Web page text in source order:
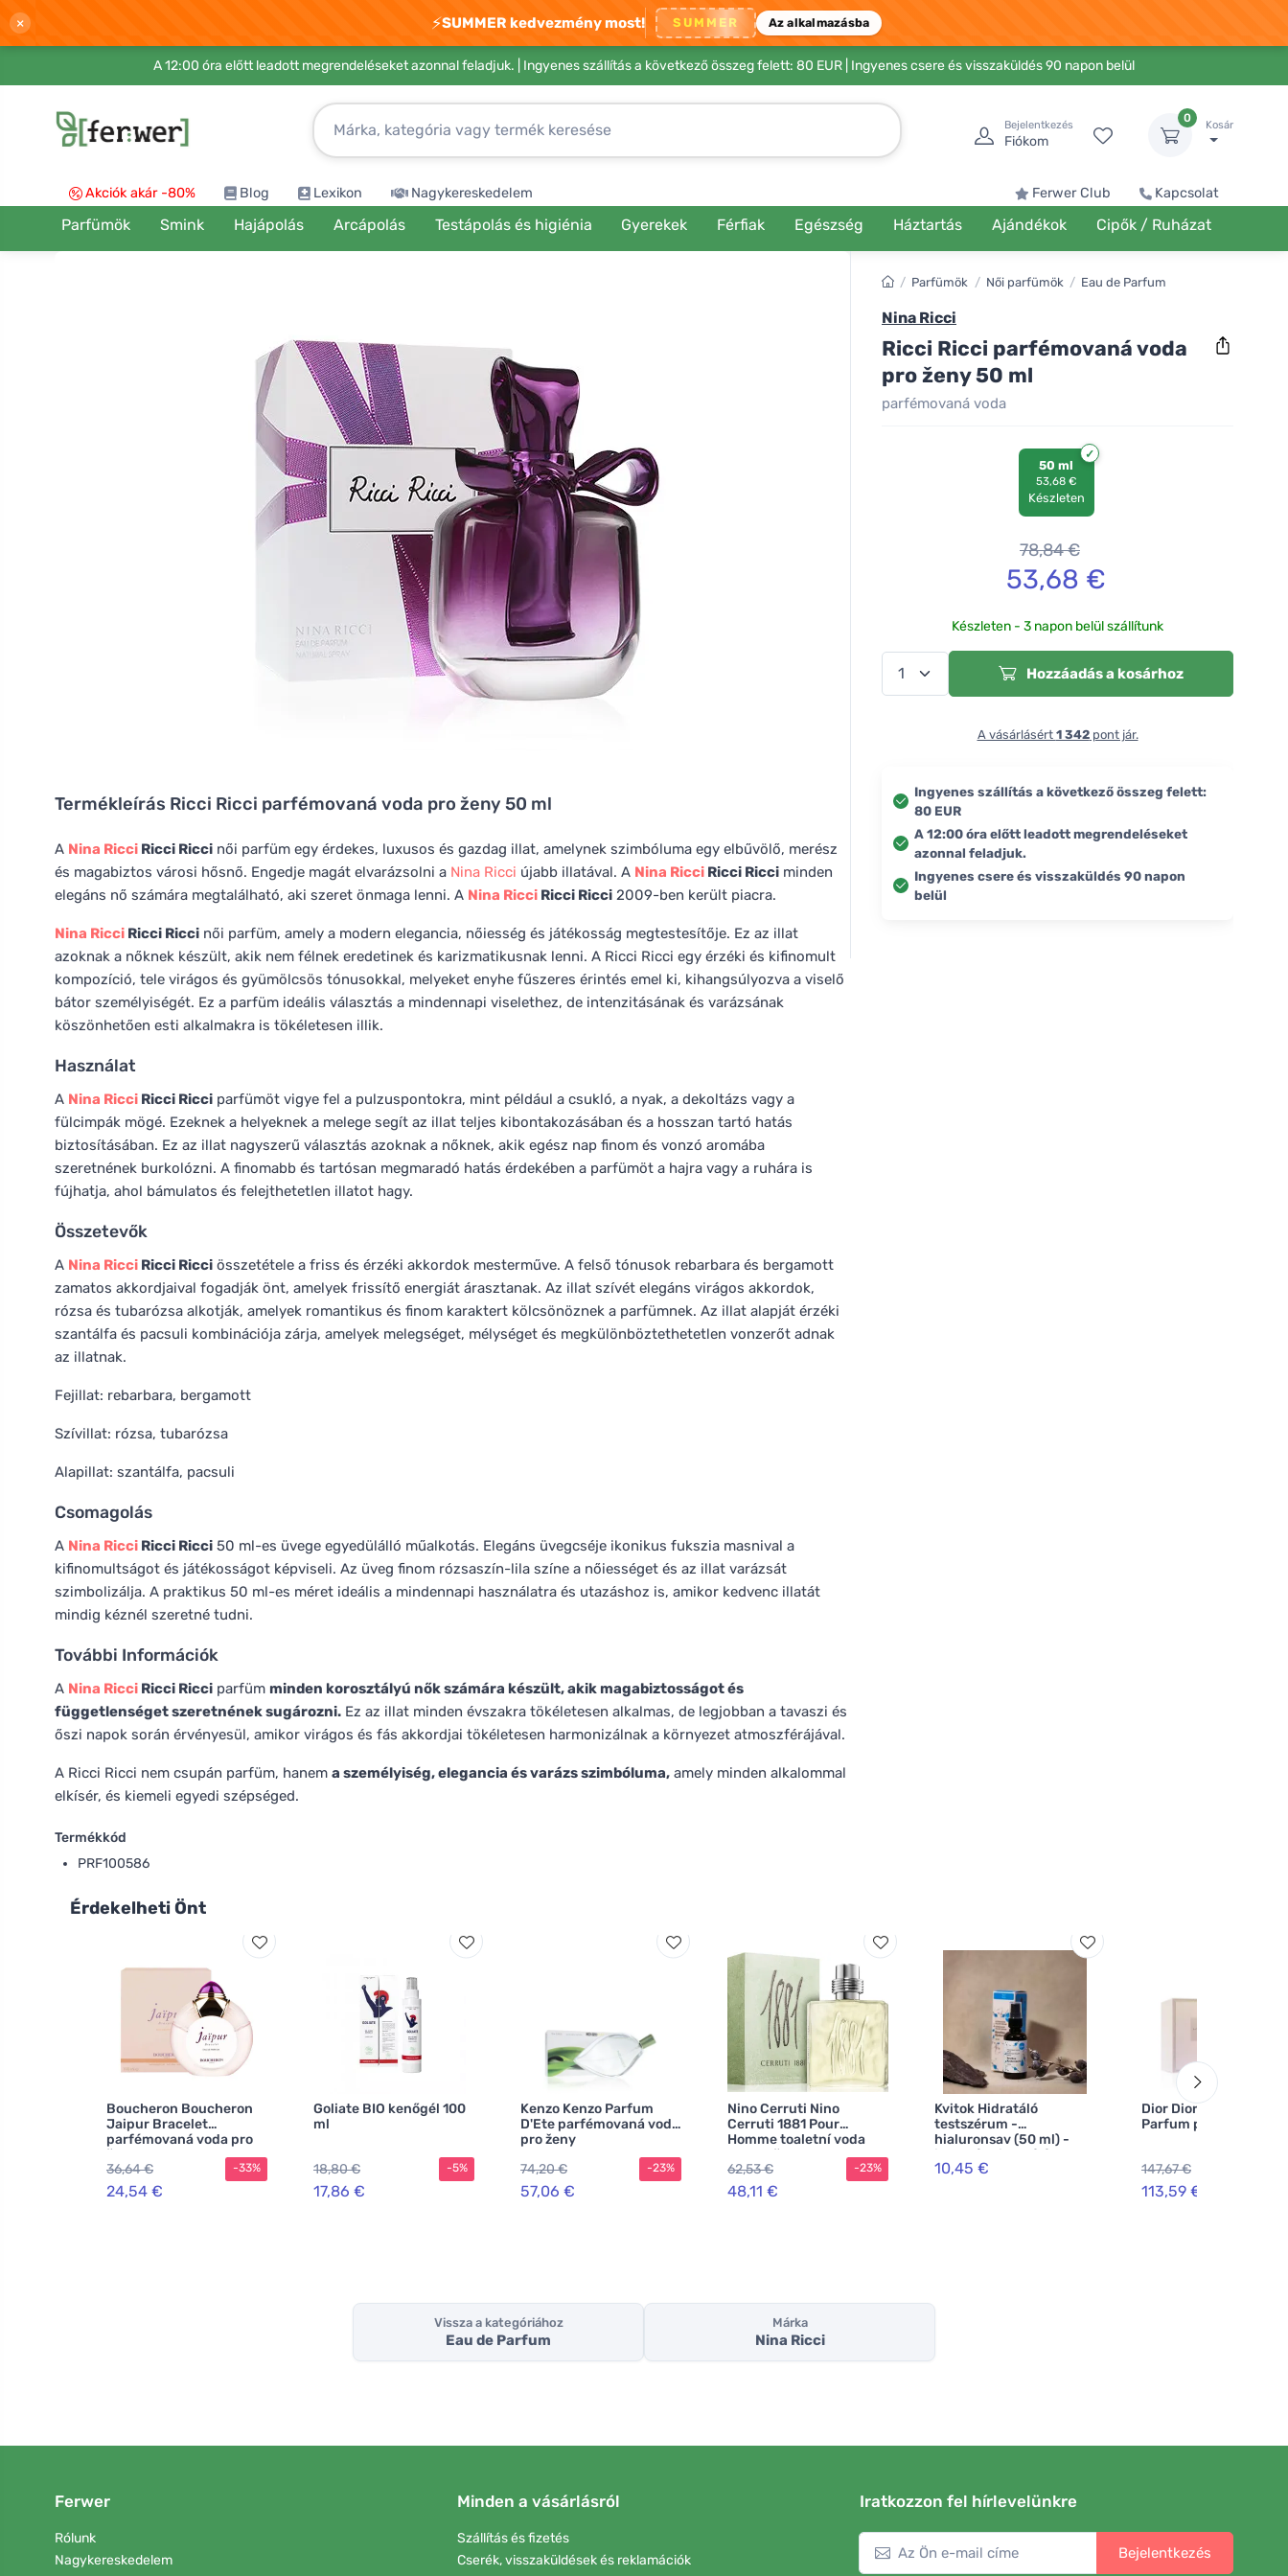
× ⚡SUMMER kedvezmény most! SUMMER Az alkalmazásba
A 12:00 óra előtt leadott megrendeléseket azonnal feladjuk. | Ingyenes szállítás a következő összeg felett: 80 EUR | Ingyenes csere és visszaküldés 90 napon belül
Bejelentkezés
Fiókom
0
Kosár
Akciók akár -80% Blog Lexikon Nagykereskedelem Ferwer Club Kapcsolat
Parfümök Smink Hajápolás Arcápolás Testápolás és higiénia Gyerekek Férfiak Egészség Háztartás Ajándékok Cipők / Ruházat
Termékleírás Ricci Ricci parfémovaná voda pro ženy 50 ml
A Nina Ricci Ricci Ricci női parfüm egy érdekes, luxusos és gazdag illat, amelynek szimbóluma egy elbűvölő, merész
és magabiztos városi hősnő. Engedje magát elvarázsolni a Nina Ricci újabb illatával. A Nina Ricci Ricci Ricci minden
elegáns nő számára megtalálható, aki szeret önmaga lenni. A Nina Ricci Ricci Ricci 2009-ben került piacra.
Nina Ricci Ricci Ricci női parfüm, amely a modern elegancia, nőiesség és játékosság megtestesítője. Ez az illat
azoknak a nőknek készült, akik nem félnek eredetinek és karizmatikusnak lenni. A Ricci Ricci egy érzéki és kifinomult
kompozíció, tele virágos és gyümölcsös tónusokkal, melyeket enyhe fűszeres érintés emel ki, kihangsúlyozva a viselő
bátor személyiségét. Ez a parfüm ideális választás a mindennapi viselethez, de intenzitásának és varázsának
köszönhetően esti alkalmakra is tökéletesen illik.
Használat
A Nina Ricci Ricci Ricci parfümöt vigye fel a pulzuspontokra, mint például a csukló, a nyak, a dekoltázs vagy a
fülcimpák mögé. Ezeknek a helyeknek a melege segít az illat teljes kibontakozásában és a hosszan tartó hatás
biztosításában. Ez az illat nagyszerű választás azoknak a nőknek, akik egész nap finom és vonzó aromába
szeretnének burkolózni. A finomabb és tartósan megmaradó hatás érdekében a parfümöt a hajra vagy a ruhára is
fújhatja, ahol bámulatos és felejthetetlen illatot hagy.
Összetevők
A Nina Ricci Ricci Ricci összetétele a friss és érzéki akkordok mesterműve. A felső tónusok rebarbara és bergamott
zamatos akkordjaival fogadják önt, amelyek frissítő energiát árasztanak. Az illat szívét elegáns virágos akkordok,
rózsa és tubarózsa alkotják, amelyek romantikus és finom karaktert kölcsönöznek a parfümnek. Az illat alapját érzéki
szantálfa és pacsuli kombinációja zárja, amelyek melegséget, mélységet és megkülönböztethetetlen vonzerőt adnak
az illatnak.
Fejillat: rebarbara, bergamott
Szívillat: rózsa, tubarózsa
Alapillat: szantálfa, pacsuli
Csomagolás
A Nina Ricci Ricci Ricci 50 ml-es üvege egyedülálló műalkotás. Elegáns üvegcséje ikonikus fukszia masnival a
kifinomultságot és játékosságot képviseli. Az üveg finom rózsaszín-lila színe a nőiességet és az illat varázsát
szimbolizálja. A praktikus 50 ml-es méret ideális a mindennapi használatra és utazáshoz is, amikor kedvenc illatát
mindig kéznél szeretné tudni.
További Információk
A Nina Ricci Ricci Ricci parfüm minden korosztályú nők számára készült, akik magabiztosságot és
függetlenséget szeretnének sugározni. Ez az illat minden évszakra tökéletesen alkalmas, de legjobban a tavaszi és
őszi napok során érvényesül, amikor virágos és fás akkordjai tökéletesen harmonizálnak a környezet atmoszférájával.
A Ricci Ricci nem csupán parfüm, hanem a személyiség, elegancia és varázs szimbóluma, amely minden alkalommal
elkísér, és kiemeli egyedi szépséged.
Termékkód
PRF100586
/ Parfümök / Női parfümök / Eau de Parfum
Nina Ricci
Ricci Ricci parfémovaná voda
pro ženy 50 ml
parfémovaná voda
50 ml
53,68 €
Készleten
78,84€
53,68 €
Készleten - 3 napon belül szállítunk
Hozzáadás a kosárhoz
A vásárlásért 1 342pont jár.
Ingyenes szállítás a következő összeg felett:
80 EUR
A 12:00 óra előtt leadott megrendeléseket
azonnal feladjuk.
Ingyenes csere és visszaküldés 90 napon
belül
Érdekelheti Önt
Boucheron Boucheron
Jaipur Bracelet
parfémovaná voda pro
ženy
36,64 €
24,54 €
-33%
Goliate BIO kenőgél 100
ml
18,80 €
17,86 €
-5%
Kenzo Kenzo Parfum
D'Ete parfémovaná voda
pro ženy
74,20 €
57,06 €
-23%
Nino Cerruti Nino
Cerruti 1881 Pour
Homme toaletní voda
pro muže
62,53 €
48,11 €
-23%
Kvitok Hidratáló
testszérum -
hialuronsav (50 ml) -
intenzív hidratálás
10,45 €
Dior Dior Miss Dior
Parfum parfém pro
147,67 €
113,59 €
Vissza a kategóriához
Eau de Parfum
Márka
Nina Ricci
Ferwer
Rólunk
Nagykereskedelem
Minden a vásárlásról
Szállítás és fizetés
Cserék, visszaküldések és reklamációk
Iratkozzon fel hírlevelünkre
Bejelentkezés